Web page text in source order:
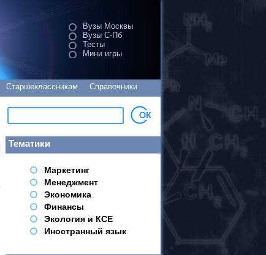
Вузы Москвы
Вузы С-Пб
Тесты
Мини игры
Старшеклассникам Справочники
Тематики
Маркетинг
Менеджмент
Экономика
Финансы
Экология и КСЕ
Иностранный язык